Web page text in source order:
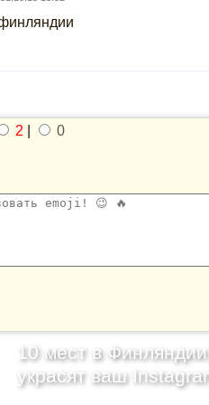
2
0
10 мест в
украсят ваш